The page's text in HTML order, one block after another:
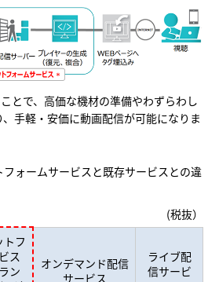
とで、高価な機材の準備やわずらわし
手軽・安価に動画配信が可能になりま
フォームサービスと既存サービスとの違
(税抜）
トフ
ス
ン
オンデマンド配信
サービス
ライブ配
信サービ